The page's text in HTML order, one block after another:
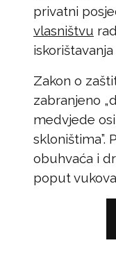
privatni
vlasništvu
Zakon o
zabranjeno
medvjede
skloništima”.
obuhvaća i
poput